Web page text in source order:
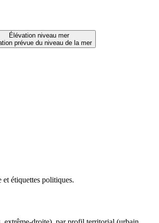
Élévation niveau mer
prévue du niveau de la mer
et étiquettes politiques.